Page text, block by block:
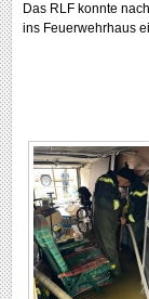
Das RLF konnte
ins Feuerwehrhaus